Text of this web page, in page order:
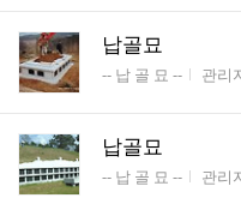
납골묘
게시판명
-- 납 골 묘 -- 작성
관리
납골묘
게시판명
-- 납 골 묘 -- 작성
관리